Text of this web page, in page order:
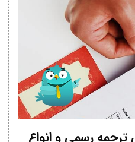
ترجمه رسمی و انواع